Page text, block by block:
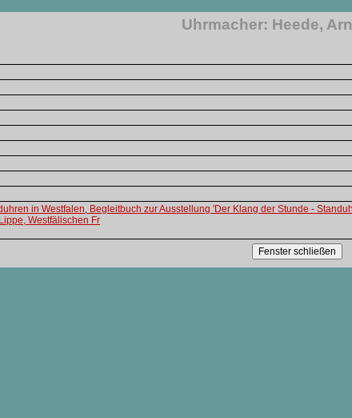
Uhrmacher: Heede,
in Westfalen, Begleitbuch zur Ausstellung 'Der Klang der Stunde -
Westfälischen Fr